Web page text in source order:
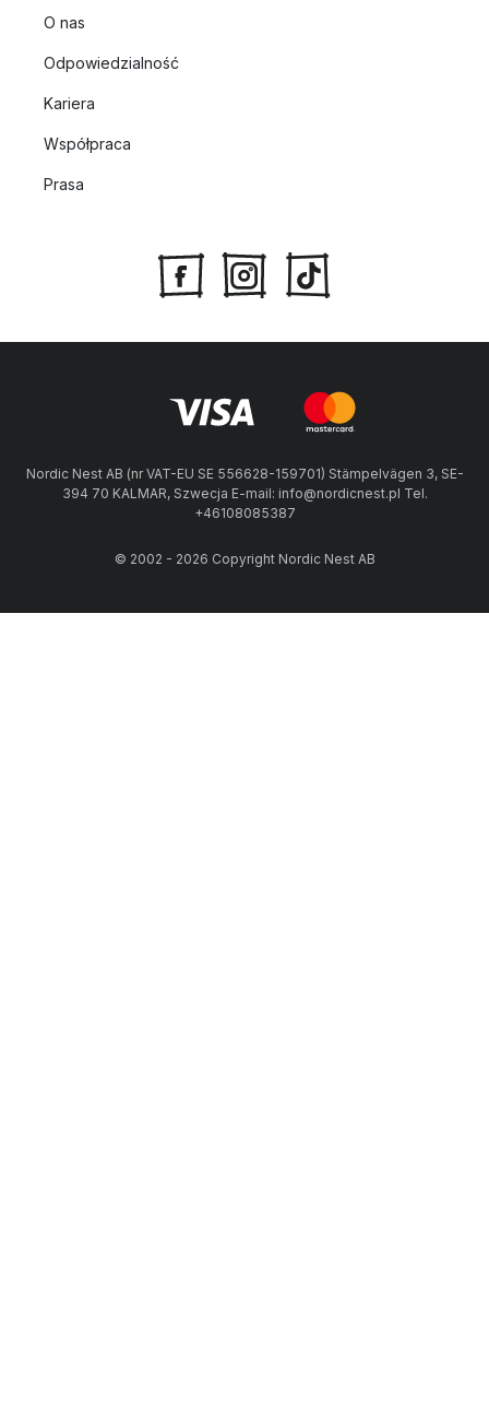
O nas
Odpowiedzialność
Kariera
Współpraca
Prasa
Nordic Nest AB (nr VAT-EU SE 556628-159701) Stämpelvägen 3, SE-
394 70 KALMAR, Szwecja E-mail: info@nordicnest.pl Tel.
+46108085387
© 2002 - 2026 Copyright Nordic Nest AB